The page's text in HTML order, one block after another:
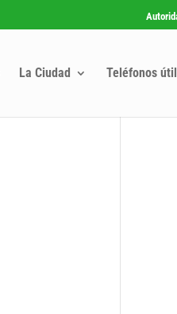
La Ciudad Teléfonos